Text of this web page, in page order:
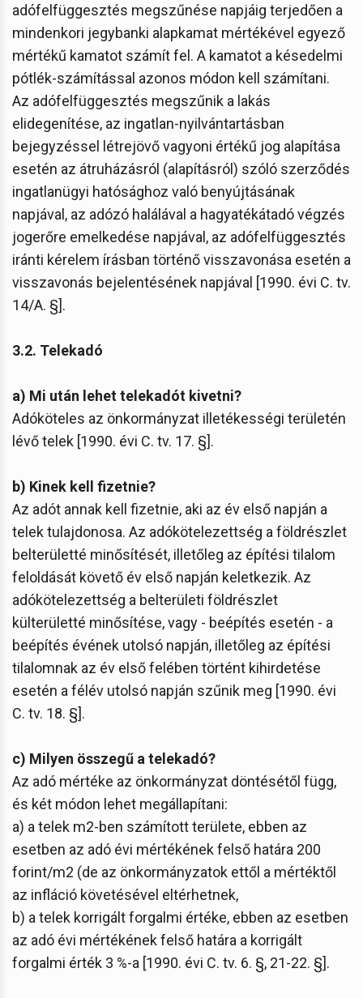
adófelfüggesztés megszűnése napjáig terjedően a
mindenkori jegybanki alapkamat mértékével egyező
mértékű kamatot számít fel. A kamatot a késedelmi
pótlék-számítással azonos módon kell számítani.
Az adófelfüggesztés megszűnik a lakás
elidegenítése, az ingatlan-nyilvántartásban
bejegyzéssel létrejövő vagyoni értékű jog alapítása
esetén az átruházásról (alapításról) szóló szerződés
ingatlanügyi hatósághoz való benyújtásának
napjával, az adózó halálával a hagyatékátadó végzés
jogerőre emelkedése napjával, az adófelfüggesztés
iránti kérelem írásban történő visszavonása esetén a
visszavonás bejelentésének napjával [1990. évi C. tv.
14/A. §].
3.2. Telekadó
a) Mi után lehet telekadót kivetni?
Adóköteles az önkormányzat illetékességi területén
lévő telek [1990. évi C. tv. 17. §].
b) Kinek kell fizetnie?
Az adót annak kell fizetnie, aki az év első napján a
telek tulajdonosa. Az adókötelezettség a földrészlet
belterületté minősítését, illetőleg az építési tilalom
feloldását követő év első napján keletkezik. Az
adókötelezettség a belterületi földrészlet
külterületté minősítése, vagy - beépítés esetén - a
beépítés évének utolsó napján, illetőleg az építési
tilalomnak az év első felében történt kihirdetése
esetén a félév utolsó napján szűnik meg [1990. évi
C. tv. 18. §].
c) Milyen összegű a telekadó?
Az adó mértéke az önkormányzat döntésétől függ,
és két módon lehet megállapítani:
a) a telek m2-ben számított területe, ebben az
esetben az adó évi mértékének felső határa 200
forint/m2 (de az önkormányzatok ettől a mértéktől
az infláció követésével eltérhetnek,
b) a telek korrigált forgalmi értéke, ebben az esetben
az adó évi mértékének felső határa a korrigált
forgalmi érték 3 %-a [1990. évi C. tv. 6. §, 21-22. §].